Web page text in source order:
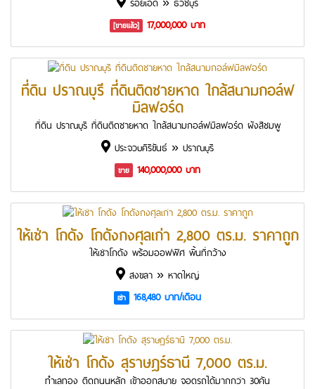
[ขายแล้ว] 17,000,000 บาท
ที่ดิน ปราณบุรี ที่ดินติดชายหาด ใกล้สนามกอล์ฟ
มิลฟอร์ด
ที่ดิน ปราณบุรี ที่ดินติดชายหาด ใกล้สนามกอล์ฟมิลฟอร์ด ผังสีชมพู
ประจวบคีรีขันธ์ » ปราณบุรี
ขาย 140,000,000 บาท
ให้เช่า โกดัง โกดังกงศุลเก่า 2,800 ตร.ม. ราคาถูก
ให้เช่าโกดัง พร้อมออฟฟิศ พื้นที่กว้าง
สงขลา » หาดใหญ่
เช่า 168,480 บาท/เดือน
ให้เช่า โกดัง สุราษฎร์ธานี 7,000 ตร.ม.
ทำเลทอง ติดถนนหลัก เข้าออกสบาย จอดรถได้มากกว่า 30คัน